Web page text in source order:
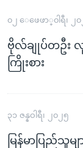
၀၂ ေဖေဖာ္၀ါရီ၊ ၂၀
ဗိုလ်ချုပ်တဦး
ကြိုးစား
၃၁ ဇန္နဝါရီ၊ ၂၀၂၅
မြန်မာပြည်သူ